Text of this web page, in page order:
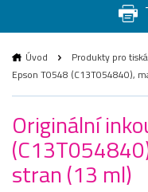
Úvod Produkty pro
Epson T0548 (C13T054840),
Originální
stran (13 ml)